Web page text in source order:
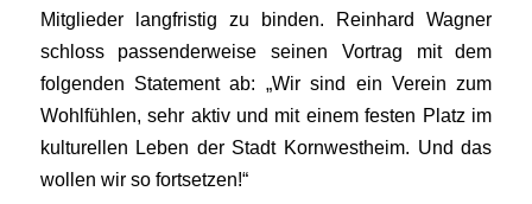
Mitglieder langfristig zu binden. Reinhard Wagner
schloss passenderweise seinen Vortrag mit dem
folgenden Statement ab: „Wir sind ein Verein zum
Wohlfühlen, sehr aktiv und mit einem festen Platz im
kulturellen Leben der Stadt Kornwestheim. Und das
wollen wir so fortsetzen!“